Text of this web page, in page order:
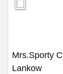
Mrs.Sporty
Lankow